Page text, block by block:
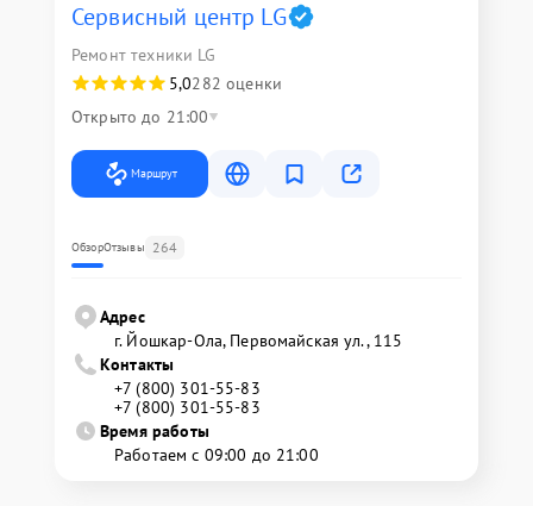
Сервисный центр LG
Ремонт техники LG
5,0282 оценки
Открыто до 21:00
Маршрут
ОбзорОтзывы 264
Адрес
г. Йошкар-Ола, Первомайская ул., 115
Контакты
+7 (800) 301-55-83
+7 (800) 301-55-83
Время работы
Работаем с 09:00 до 21:00